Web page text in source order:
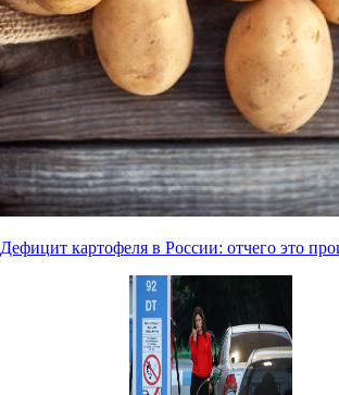
Дефицит картофеля в России: отчего это